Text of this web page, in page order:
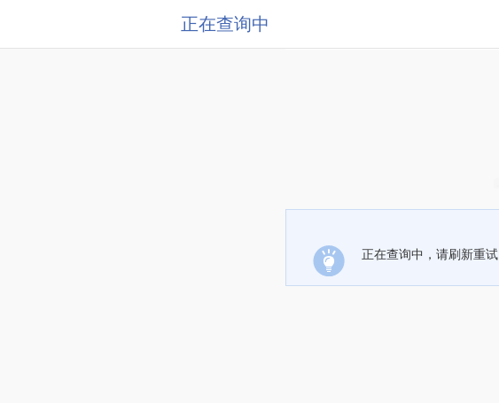
正在查询中
正在查询中，请刷新重试